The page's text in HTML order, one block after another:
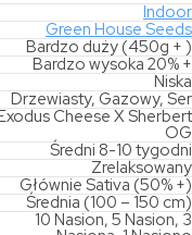
Indoor
Green House Seeds
Bardzo duży (450g + )
Bardzo wysoka 20% +
Niska
Drzewiasty, Gazowy, Ser
Cheese X Sherbert
OG
Średni 8-10 tygodni
Zrelaksowany
Głównie Sativa (50% +)
Średnia (100 – 150 cm)
10 Nasion, 5 Nasion, 3